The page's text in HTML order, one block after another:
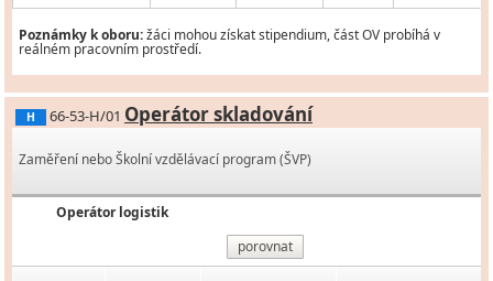
Poznámky k oboru:žáci mohou získat stipendium, část OV probíhá v
reálném pracovním prostředí.
H 66-53-H/01 Operátor skladování
Zaměření nebo Školní vzdělávací program (ŠVP)
Operátor logistik
porovnat